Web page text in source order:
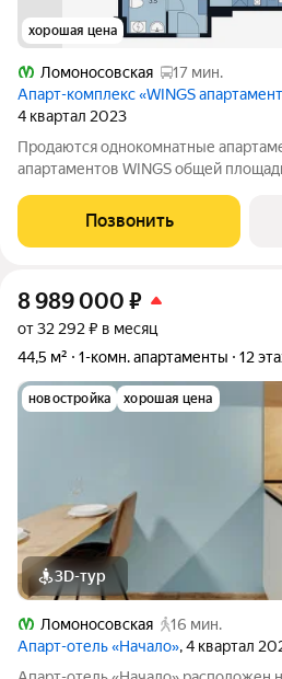
хорошая цена
Ломоносовская
17 мин.
Апарт-комплекс «WINGS
4 квартал 2023
Продаются однокомнатные
апартаментов WINGS общей
сроком до 1,5 лет. Комплекс
располагается по адресу улица
Позвонить
8 989 000 ₽
от 32 292 ₽ в месяц
44,5 м²
1-комн. апартаменты 12
новостройка хорошая цена
3D-тур
Ломоносовская
16 мин.
Апарт-отель «Начало», 4 квартал